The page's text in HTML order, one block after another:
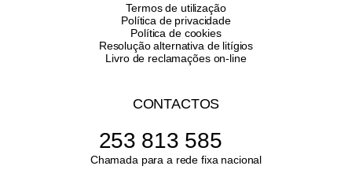
Termos de utilização
Política de privacidade
Política de cookies
Resolução alternativa de litígios
Livro de reclamações on-line
CONTACTOS
253 813 585
Chamada para a rede fixa nacional